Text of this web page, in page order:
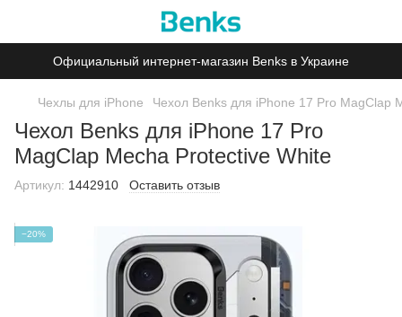
Официальный интернет-магазин Benks в Украине
Чехлы для iPhone Чехол Benks для iPhone 17 Pro MagClap
Чехол Benks для iPhone 17 Pro
MagClap Mecha Protective White
Артикул: 1442910 Оставить отзыв
−20%